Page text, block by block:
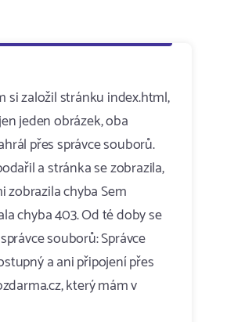
si založil stránku index.html,
jeden obrázek, oba
přes správce souborů.
a stránka se zobrazila,
zobrazila chyba Sem
chyba 403. Od té doby se
souborů: Správce
a ani připojení přes
který mám v